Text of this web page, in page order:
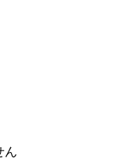
ん